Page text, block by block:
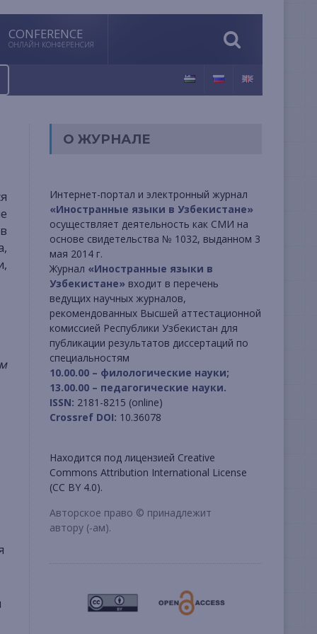
CONFERENCE
ОНЛАЙН КОНФЕРЕНСИЯ
О ЖУРНАЛЕ
Интернет-портал и электронный журнал
«Иностранные языки в Узбекистане»
осуществляет деятельность как СМИ на
основе свидетельства № 1032, выданном 3
мая 2014 г.
Журнал «Иностранные языки в
Узбекистане» входит в перечень
ведущих научных журналов,
рекомендованных Высшей аттестационной
комиссией Республики Узбекистан для
публикации результатов диссертаций по
специальностям
10.00.00 – филологические науки;
13.00.00 – педагогические науки.
ISSN: 2181-8215 (online)
Crossref DOI: 10.36078
Находится под лицензией Creative
Commons Attribution International License
(CC BY 4.0).
Авторское право © принадлежит
автору (-ам).